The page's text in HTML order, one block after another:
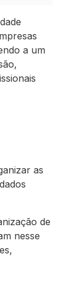
a um
as
de
nesse